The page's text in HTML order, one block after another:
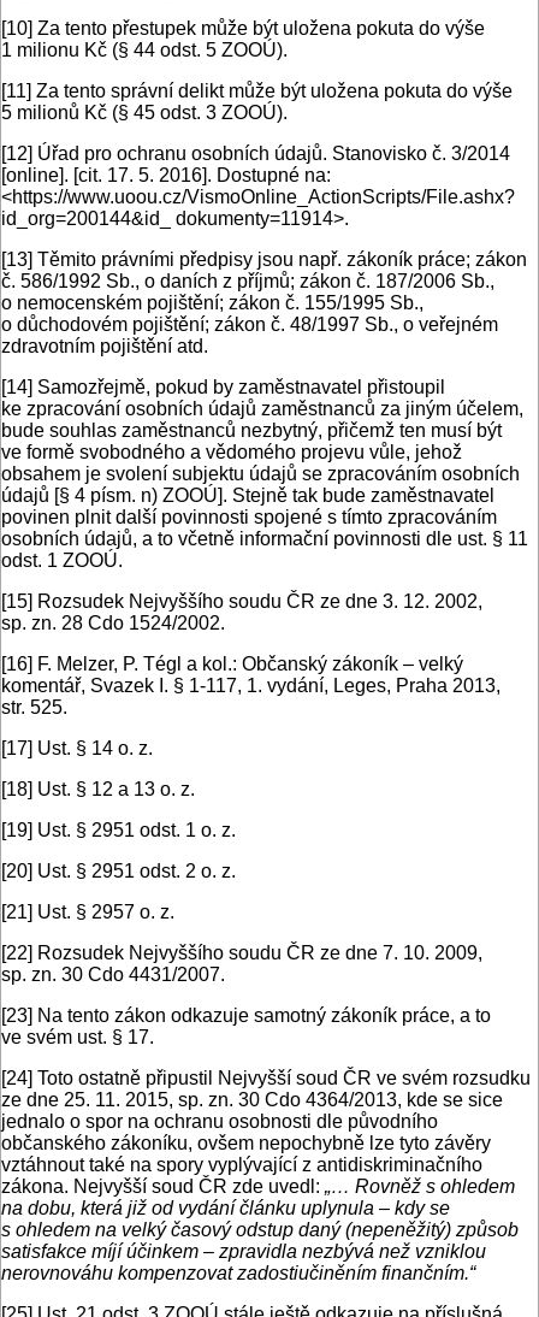
[10] Za tento přestupek může být uložena pokuta do výše
1 milionu Kč (§ 44 odst. 5 ZOOÚ).
[11] Za tento správní delikt může být uložena pokuta do výše
5 milionů Kč (§ 45 odst. 3 ZOOÚ).
[12] Úřad pro ochranu osobních údajů. Stanovisko č. 3/2014
[online]. [cit. 17. 5. 2016]. Dostupné na:
<https://www.uoou.cz/VismoOnline_ActionScripts/File.ashx?
id_org=200144&id_ dokumenty=11914>.
[13] Těmito právními předpisy jsou např. zákoník práce; zákon
č. 586/1992 Sb., o daních z příjmů; zákon č. 187/2006 Sb.,
o nemocenském pojištění; zákon č. 155/1995 Sb.,
o důchodovém pojištění; zákon č. 48/1997 Sb., o veřejném
zdravotním pojištění atd.
[14] Samozřejmě, pokud by zaměstnavatel přistoupil
ke zpracování osobních údajů zaměstnanců za jiným účelem,
bude souhlas zaměstnanců nezbytný, přičemž ten musí být
ve formě svobodného a vědomého projevu vůle, jehož
obsahem je svolení subjektu údajů se zpracováním osobních
údajů [§ 4 písm. n) ZOOÚ]. Stejně tak bude zaměstnavatel
povinen plnit další povinnosti spojené s tímto zpracováním
osobních údajů, a to včetně informační povinnosti dle ust. § 11
odst. 1 ZOOÚ.
[15] Rozsudek Nejvyššího soudu ČR ze dne 3. 12. 2002,
sp. zn. 28 Cdo 1524/2002.
[16] F. Melzer, P. Tégl a kol.: Občanský zákoník – velký
komentář, Svazek I. § 1-117, 1. vydání, Leges, Praha 2013,
str. 525.
[17] Ust. § 14 o. z.
[18] Ust. § 12 a 13 o. z.
[19] Ust. § 2951 odst. 1 o. z.
[20] Ust. § 2951 odst. 2 o. z.
[21] Ust. § 2957 o. z.
[22] Rozsudek Nejvyššího soudu ČR ze dne 7. 10. 2009,
sp. zn. 30 Cdo 4431/2007.
[23] Na tento zákon odkazuje samotný zákoník práce, a to
ve svém ust. § 17.
[24] Toto ostatně připustil Nejvyšší soud ČR ve svém rozsudku
ze dne 25. 11. 2015, sp. zn. 30 Cdo 4364/2013, kde se sice
jednalo o spor na ochranu osobnosti dle původního
občanského zákoníku, ovšem nepochybně lze tyto závěry
vztáhnout také na spory vyplývající z antidiskriminačního
zákona. Nejvyšší soud ČR zde uvedl: „… Rovněž s ohledem
na dobu, která již od vydání článku uplynula – kdy se
s ohledem na velký časový odstup daný (nepeněžitý) způsob
satisfakce míjí účinkem – zpravidla nezbývá než vzniklou
nerovnováhu kompenzovat zadostiučiněním finančním.“